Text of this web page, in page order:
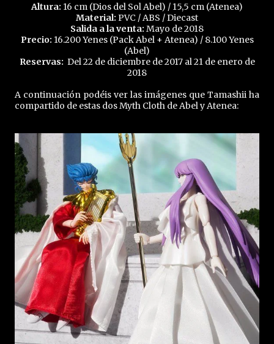
Altura: 16 cm (Dios del Sol Abel) / 15,5 cm (Atenea)
Material: PVC / ABS / Diecast
Salida a la venta: Mayo de 2018
Precio: 16.200 Yenes (Pack Abel + Atenea) / 8.100 Yenes
(Abel)
Reservas: Del 22 de diciembre de 2017 al 21 de enero de
2018
A continuación podéis ver las imágenes que Tamashii ha
compartido de estas dos Myth Cloth de Abel y Atenea: